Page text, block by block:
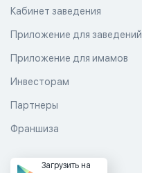
Кабинет заведения
Приложение для заведений
Приложение для имамов
Инвесторам
Партнеры
Франшиза
Загрузить на